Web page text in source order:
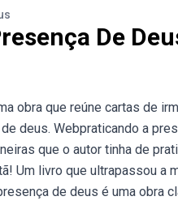
De
obra que reúne cartas de
deus. Webpraticando a
que o autor tinha de
Um livro que ultrapassou a
de deus é uma obra